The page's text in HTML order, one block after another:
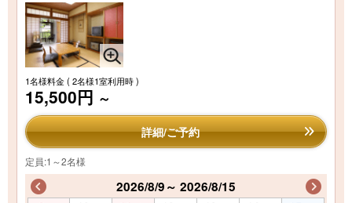
1名様料金( 2名様1室利用時 )
15,500円 ～
詳細/ご予約
定員:1～2名様
2026/8/9～ 2026/8/15